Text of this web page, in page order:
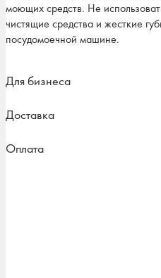
моющих средств. Не
чистящие средства и жесткие
посудомоечной машине.
Для бизнеса
Доставка
Оплата